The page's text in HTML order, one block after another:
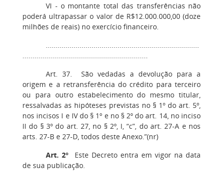
VI - o montante total das transferências não
poderá ultrapassar o valor de R$12.000.000,00 (doze
milhões de reais) no exercício financeiro.
.............................................................................
...............................................................
Art. 37. São vedadas a devolução para a
origem e a retransferência do crédito para terceiro
ou para outro estabelecimento do mesmo titular,
ressalvadas as hipóteses previstas no § 1º do art. 5º,
nos incisos I e IV do § 1º e no § 2º do art. 14, no inciso
II do § 3º do art. 27, no § 2º, I, “c”, do art. 27-A e nos
arts. 27-B e 27-D, todos deste Anexo.”(nr)
Art. 2º Este Decreto entra em vigor na data
de sua publicação.